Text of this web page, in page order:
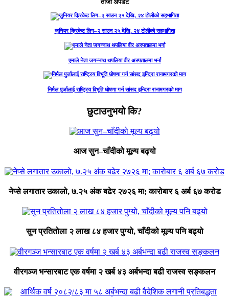
ताजा अपडेट
जुनियर क्रिकेट लिग–२ साउन २५ देखि, २४ टोलीको सहभागिता
एमाले नेता जगन्नाथ थपलिया वीर अस्पतालमा भर्ना
निर्मल पुर्जालाई राष्ट्रिय विभूति घोषणा गर्न सांसद इन्दिरा रानामगरको माग
छुटाउनुभयो कि?
आज सुन–चाँदीको मूल्य बढ्यो
नेप्से लगातार उकालो, ७.२५ अंक बढेर २७२६ मा; कारोबार ६ अर्ब ६७ करोड
सुन प्रतितोला २ लाख ८४ हजार पुग्यो, चाँदीको मूल्य पनि बढ्यो
वीरगञ्ज भन्सारबाट एक वर्षमा २ खर्ब ४३ अर्बभन्दा बढी राजस्व सङ्कलन